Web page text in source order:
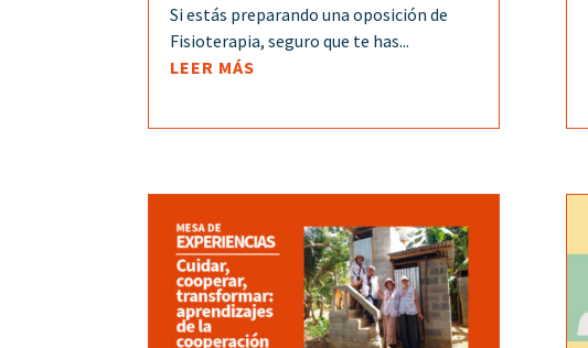
Si estás preparando una oposición de
Fisioterapia, seguro que te has...
LEER MÁS